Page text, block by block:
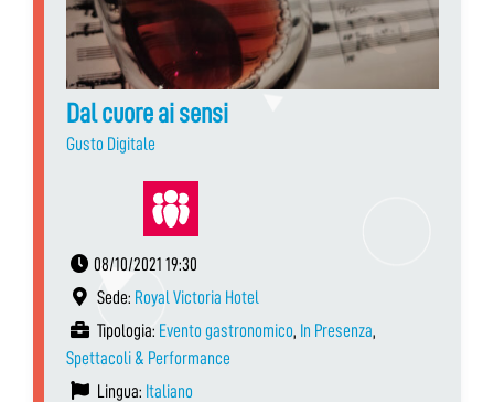
Dal cuore ai sensi
Gusto Digitale
08/10/2021 19:30
Sede: Royal Victoria Hotel
Tipologia: Evento gastronomico, In Presenza,
Spettacoli & Performance
Lingua: Italiano